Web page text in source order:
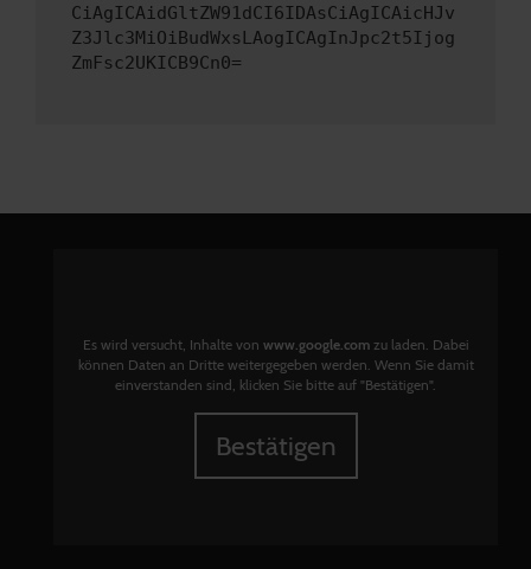
CiAgICAidGltZW91dCI6IDAsCiAgICAicHJv
Z3Jlc3MiOiBudWxsLAogICAgInJpc2t5Ijog
ZmFsc2UKICB9Cn0=
Es wird versucht, Inhalte von www.google.comzu laden. Dabei
können Daten an Dritte weitergegeben werden. Wenn Sie damit
einverstanden sind, klicken Sie bitte auf "Bestätigen".
Bestätigen